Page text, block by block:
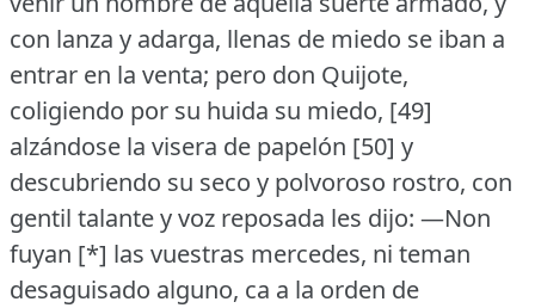
con lanza y adarga, llenas de miedo se iban a
entrar en la venta; pero don Quijote,
coligiendo por su huida su miedo, [49]
alzándose la visera de papelón [50] y
descubriendo su seco y polvoroso rostro, con
gentil talante y voz reposada les dijo: —Non
fuyan [*] las vuestras mercedes, ni teman
desaguisado alguno, ca a la orden de